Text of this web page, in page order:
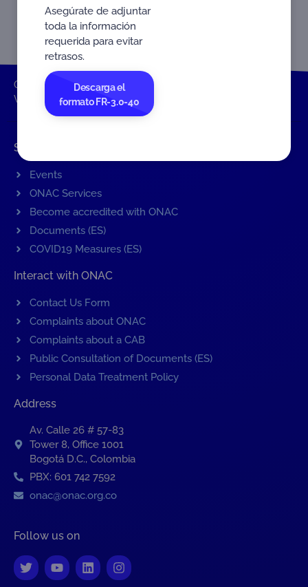
ONAC Home Brochures / Information
World Accreditation Day
Shortcuts
Events
ONAC Services
Become accredited with ONAC
Documents (ES)
COVID19 Measures (ES)
Interact with ONAC
Contact Us Form
Complaints about ONAC
Complaints about a CAB
Public Consultation of Documents (ES)
Personal Data Treatment Policy
Address
Av. Calle 26 # 57-83
Tower 8, Office 1001
Bogotá D.C., Colombia
PBX: 601 742 7592
onac@onac.org.co
Follow us on
Asegúrate de adjuntar
toda la información
requerida para evitar
retrasos.
Descarga el
formato FR-3.0-40